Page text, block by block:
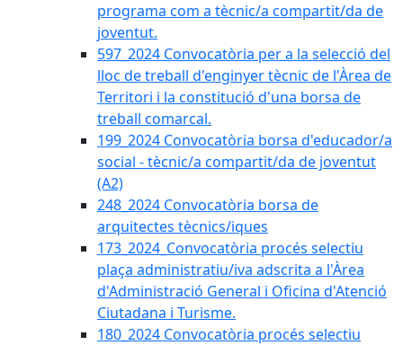
programa com a tècnic/a compartit/da de
joventut.
597_2024 Convocatòria per a la selecció del
lloc de treball d'enginyer tècnic de l'Àrea de
Territori i la constitució d'una borsa de
treball comarcal.
199_2024 Convocatòria borsa d'educador/a
social - tècnic/a compartit/da de joventut
(A2)
248_2024 Convocatòria borsa de
arquitectes tècnics/iques
173_2024_Convocatòria procés selectiu
plaça administratiu/iva adscrita a l'Àrea
d'Administració General i Oficina d'Atenció
Ciutadana i Turisme.
180_2024 Convocatòria procés selectiu